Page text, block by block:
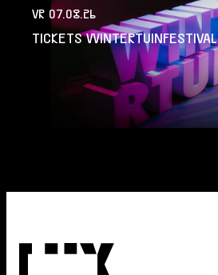
VR 07.08.26
TICKETS WINTERTUINFESTIVAL